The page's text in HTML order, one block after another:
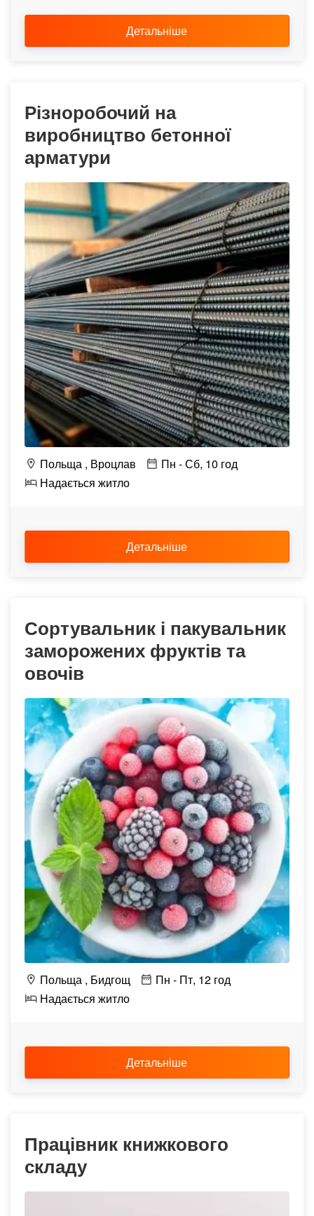
Детальніше
Різноробочий на
виробництво бетонної
арматури
Польща Вроцлав
Пн - Сб, 10 год
Надається житло
Детальніше
Сортувальник і пакувальник
заморожених фруктів та
овочів
Польща Бидгощ
Пн - Пт, 12 год
Надається житло
Детальніше
Працівник книжкового
складу